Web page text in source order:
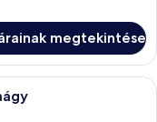
megtekintése
szállodai szoba,